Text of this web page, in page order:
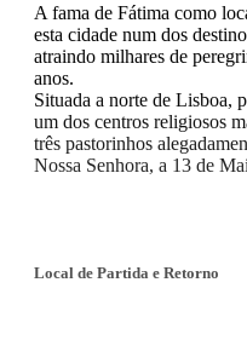
A fama de Fátima como
esta cidade num dos
atraindo milhares de
anos.
Situada a norte de Lisboa,
um dos centros religiosos
três pastorinhos
Nossa Senhora, a 13 de
Local de Partida e Retorno